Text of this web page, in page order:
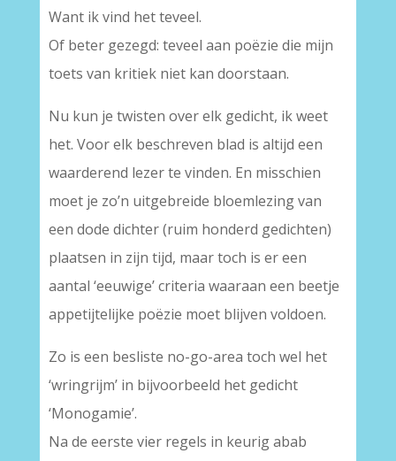
Want ik vind het teveel.
Of beter gezegd: teveel aan poëzie die mijn
toets van kritiek niet kan doorstaan.
Nu kun je twisten over elk gedicht, ik weet
het. Voor elk beschreven blad is altijd een
waarderend lezer te vinden. En misschien
moet je zo’n uitgebreide bloemlezing van
een dode dichter (ruim honderd gedichten)
plaatsen in zijn tijd, maar toch is er een
aantal ‘eeuwige’ criteria waaraan een beetje
appetijtelijke poëzie moet blijven voldoen.
Zo is een besliste no-go-area toch wel het
‘wringrijm’ in bijvoorbeeld het gedicht
‘Monogamie’.
Na de eerste vier regels in keurig abab